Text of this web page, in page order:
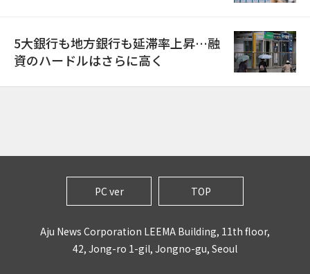
5大銀行も地方銀行も延滞率上昇…融
資のハードルはさらに高く
PC ver TOP
Aju News Corporation LEEMA Building, 11th floor,
42, Jong-ro 1-gil, Jongno-gu, Seoul